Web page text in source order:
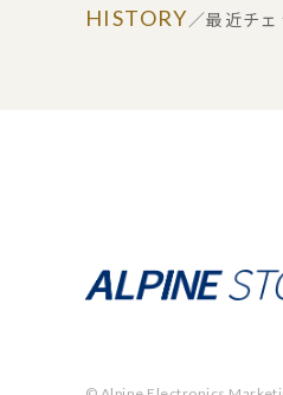
HISTORY／最近チ